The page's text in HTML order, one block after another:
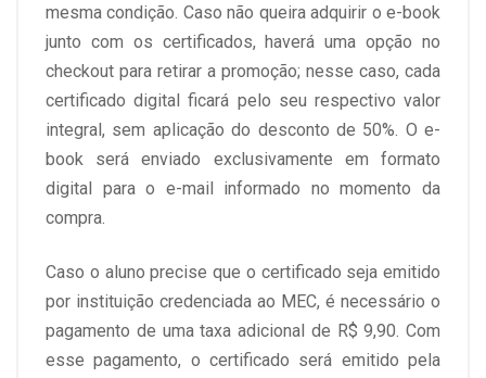
mesma condição. Caso não queira adquirir o e-book
junto com os certificados, haverá uma opção no
checkout para retirar a promoção; nesse caso, cada
certificado digital ficará pelo seu respectivo valor
integral, sem aplicação do desconto de 50%. O e-
book será enviado exclusivamente em formato
digital para o e-mail informado no momento da
compra.
Caso o aluno precise que o certificado seja emitido
por instituição credenciada ao MEC, é necessário o
pagamento de uma taxa adicional de R$ 9,90. Com
esse pagamento, o certificado será emitido pela